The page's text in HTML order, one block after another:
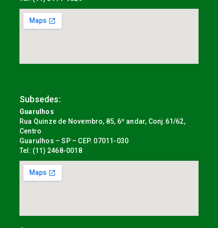
Subsedes:
Guarulhos
Rua Quinze de Novembro, 85, 6º andar, Conj.61/62,
Centro
Guarulhos – SP – CEP. 07011-030
Tel: (11) 2468-0018